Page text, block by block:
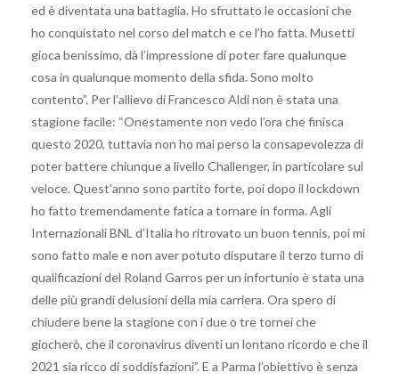
ed è diventata una battaglia. Ho sfruttato le occasioni che
ho conquistato nel corso del match e ce l’ho fatta. Musetti
gioca benissimo, dà l’impressione di poter fare qualunque
cosa in qualunque momento della sfida. Sono molto
contento”. Per l’allievo di Francesco Aldi non è stata una
stagione facile: “Onestamente non vedo l’ora che finisca
questo 2020, tuttavia non ho mai perso la consapevolezza di
poter battere chiunque a livello Challenger, in particolare sul
veloce. Quest’anno sono partito forte, poi dopo il lockdown
ho fatto tremendamente fatica a tornare in forma. Agli
Internazionali BNL d’Italia ho ritrovato un buon tennis, poi mi
sono fatto male e non aver potuto disputare il terzo turno di
qualificazioni del Roland Garros per un infortunio è stata una
delle più grandi delusioni della mia carriera. Ora spero di
chiudere bene la stagione con i due o tre tornei che
giocherò, che il coronavirus diventi un lontano ricordo e che il
2021 sia ricco di soddisfazioni”. E a Parma l’obiettivo è senza